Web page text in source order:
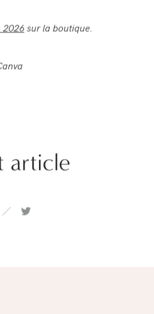
2026sur la boutique.
article